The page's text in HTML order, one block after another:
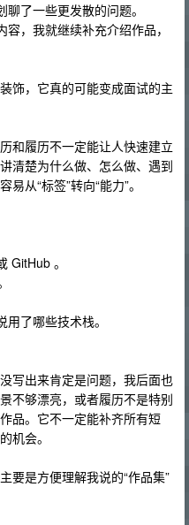
了一些更发散的问题。
，我就继续补充介绍作品，
饰，它真的可能变成面试的主
和履历不一定能让人快速建立
清楚为什么做、怎么做、遇到
从“标签”转向“能力”。
GitHub 。
了哪些技术栈。
写出来肯定是问题，我后面也
不够漂亮，或者履历不是特别
品。它不一定能补齐所有短
机会。
要是方便理解我说的“作品集”